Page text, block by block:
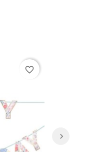
favorite_border